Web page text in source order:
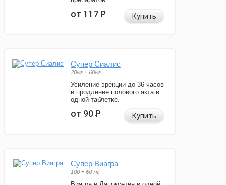
от 117Р Купить
Супер Сиалис
20мг + 60мг
Усиление эрекции до 36 часов
и продление полового акта в
одной таблетке.
от 90Р Купить
Супер Виагра
100 + 60 мг